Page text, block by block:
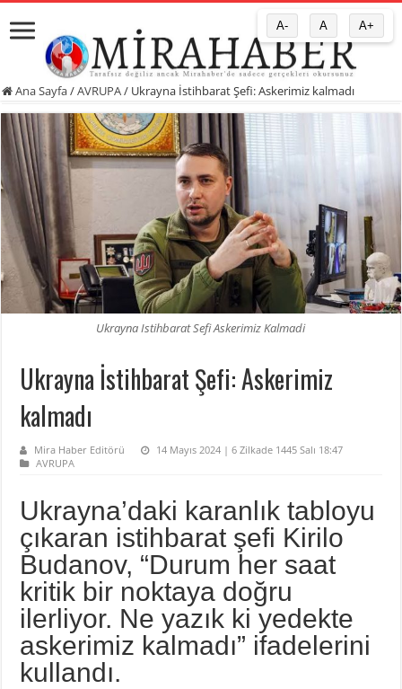
Ana Sayfa/AVRUPA/ Ukrayna İstihbarat Şefi: Askerimiz kalmadı
Ukrayna Istihbarat Sefi Askerimiz Kalmadi
Ukrayna İstihbarat Şefi: Askerimiz
kalmadı
Mira Haber Editörü
14 Mayıs 2024 | 6 Zilkade 1445 Salı 18:47
AVRUPA
Ukrayna’daki karanlık tabloyu
çıkaran istihbarat şefi Kirilo
Budanov, “Durum her saat
kritik bir noktaya doğru
ilerliyor. Ne yazık ki yedekte
askerimiz kalmadı” ifadelerini
kullandı.
A- A A+